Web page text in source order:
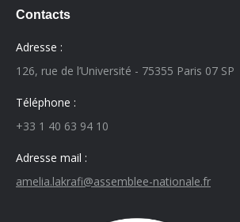
Contacts
Adresse :
126, rue de l’Université - 75355 Paris 07 SP
Téléphone :
+33 1 40 63 94 10
Adresse mail :
amelia.lakrafi@assemblee-nationale.fr